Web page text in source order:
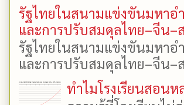
รัฐไทยในสนามแข่งขันมหาอ
และการปรับสมดุลไทย–จีน–
รัฐไทยในสนามแข่งขันมหาอ
และการปรับสมดุลไทย–จีน–
ทำไมโรงเรียนสอนห